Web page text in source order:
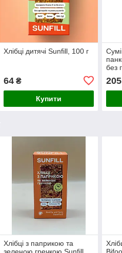
Хлібці дитячі Sunfill, 100 г
64₴
Купити
без
205
Хлібці з паприкою та